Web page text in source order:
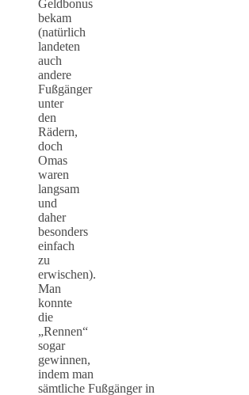
Geldbonus
bekam
(natürlich
landeten
auch
andere
Fußgänger
unter
den
Rädern,
doch
Omas
waren
langsam
und
daher
besonders
einfach
zu
erwischen).
Man
konnte
die
„Rennen“
sogar
gewinnen,
indem man
sämtliche Fußgänger in